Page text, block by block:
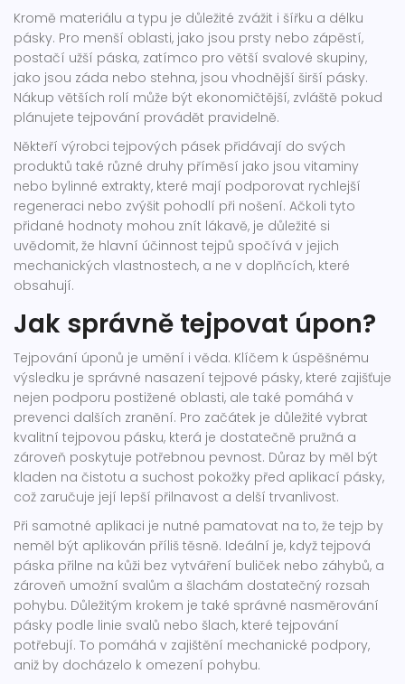
Kromě materiálu a typu je důležité zvážit i šířku a délku
pásky. Pro menší oblasti, jako jsou prsty nebo zápěstí,
postačí užší páska, zatímco pro větší svalové skupiny,
jako jsou záda nebo stehna, jsou vhodnější širší pásky.
Nákup větších rolí může být ekonomičtější, zvláště pokud
plánujete tejpování provádět pravidelně.
Někteří výrobci tejpových pásek přidávají do svých
produktů také různé druhy příměsí jako jsou vitaminy
nebo bylinné extrakty, které mají podporovat rychlejší
regeneraci nebo zvýšit pohodlí při nošení. Ačkoli tyto
přidané hodnoty mohou znít lákavě, je důležité si
uvědomit, že hlavní účinnost tejpů spočívá v jejich
mechanických vlastnostech, a ne v doplňcích, které
obsahují.
Jak správně tejpovat úpon?
Tejpování úponů je umění i věda. Klíčem k úspěšnému
výsledku je správné nasazení tejpové pásky, které zajišťuje
nejen podporu postižené oblasti, ale také pomáhá v
prevenci dalších zranění. Pro začátek je důležité vybrat
kvalitní tejpovou pásku, která je dostatečně pružná a
zároveň poskytuje potřebnou pevnost. Důraz by měl být
kladen na čistotu a suchost pokožky před aplikací pásky,
což zaručuje její lepší přilnavost a delší trvanlivost.
Při samotné aplikaci je nutné pamatovat na to, že tejp by
neměl být aplikován příliš těsně. Ideální je, když tejpová
páska přilne na kůži bez vytváření buliček nebo záhybů, a
zároveň umožní svalům a šlachám dostatečný rozsah
pohybu. Důležitým krokem je také správné nasměrování
pásky podle linie svalů nebo šlach, které tejpování
potřebují. To pomáhá v zajištění mechanické podpory,
aniž by docházelo k omezení pohybu.